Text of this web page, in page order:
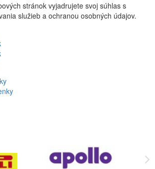
stránok vyjadrujete svoj súhlas s
služieb a ochranou osobných údajov.